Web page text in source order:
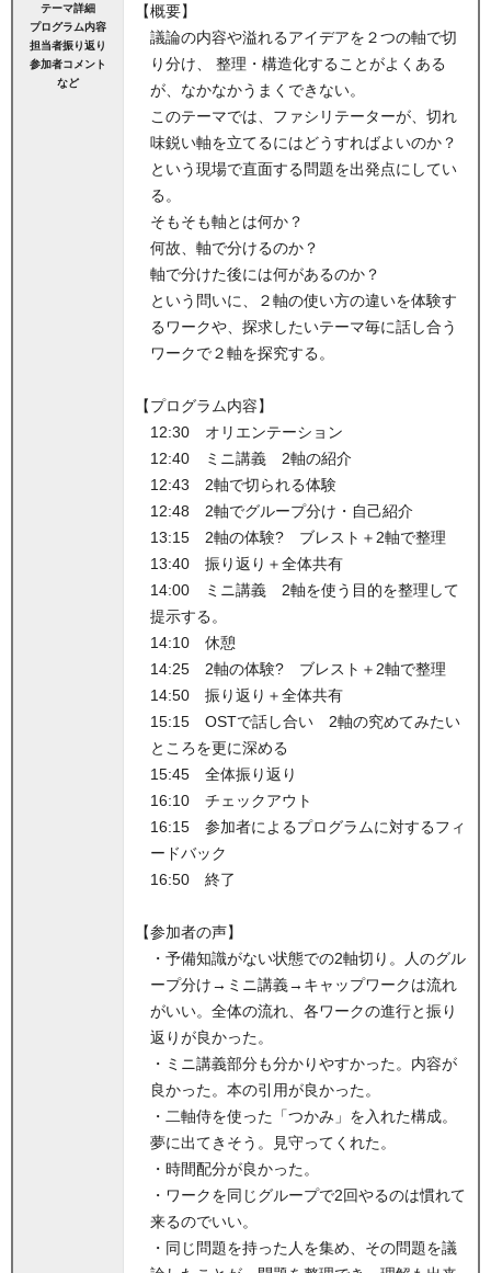
テーマ詳細
プログラム内容
担当者振り返り
参加者コメント
など
【概要】
議論の内容や溢れるアイデアを２つの軸で切
り分け、 整理・構造化することがよくある
が、なかなかうまくできない。
このテーマでは、ファシリテーターが、切れ
味鋭い軸を立てるにはどうすればよいのか？
という現場で直面する問題を出発点にしてい
る。
そもそも軸とは何か？
何故、軸で分けるのか？
軸で分けた後には何があるのか？
という問いに、２軸の使い方の違いを体験す
るワークや、探求したいテーマ毎に話し合う
ワークで２軸を探究する。
【プログラム内容】
12:30 オリエンテーション
12:40 ミニ講義 2軸の紹介
12:43 2軸で切られる体験
12:48 2軸でグループ分け・自己紹介
13:15 2軸の体験? ブレスト＋2軸で整理
13:40 振り返り＋全体共有
14:00 ミニ講義 2軸を使う目的を整理して
提示する。
14:10 休憩
14:25 2軸の体験? ブレスト＋2軸で整理
14:50 振り返り＋全体共有
15:15 OSTで話し合い 2軸の究めてみたい
ところを更に深める
15:45 全体振り返り
16:10 チェックアウト
16:15 参加者によるプログラムに対するフィ
ードバック
16:50 終了
【参加者の声】
・予備知識がない状態での2軸切り。人のグル
ープ分け→ミニ講義→キャップワークは流れ
がいい。全体の流れ、各ワークの進行と振り
返りが良かった。
・ミニ講義部分も分かりやすかった。内容が
良かった。本の引用が良かった。
・二軸侍を使った「つかみ」を入れた構成。
夢に出てきそう。見守ってくれた。
・時間配分が良かった。
・ワークを同じグループで2回やるのは慣れて
来るのでいい。
・同じ問題を持った人を集め、その問題を議